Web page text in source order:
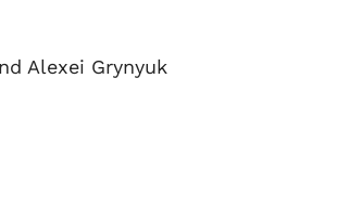
Alexei Grynyuk